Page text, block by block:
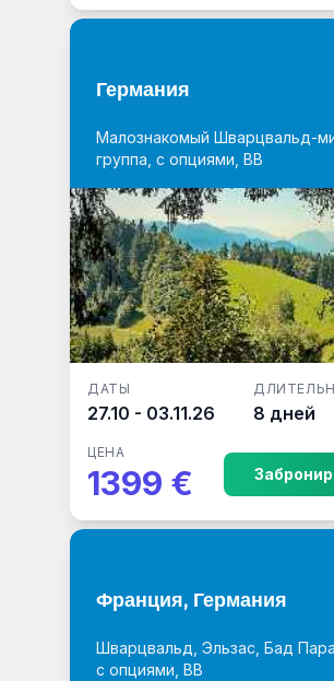
Германия
Малознакомый Шварцвальд-
группа, с опциями, ВВ
ДАТЫ
27.10 - 03.11.26 8 дней
ЦЕНА
1399 €
Франция, Германия
Шварцвальд, Эльзас, Бад
с опциями, BB